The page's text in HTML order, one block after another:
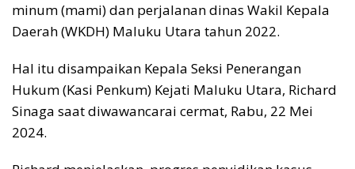
minum (mami) dan perjalanan dinas Wakil Kepala
Daerah (WKDH) Maluku Utara tahun 2022.
Hal itu disampaikan Kepala Seksi Penerangan
Hukum (Kasi Penkum) Kejati Maluku Utara, Richard
Sinaga saat diwawancarai cermat, Rabu, 22 Mei
2024.